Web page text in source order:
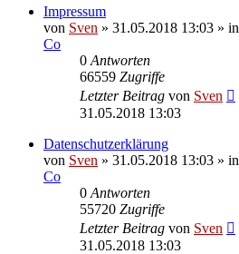
Impressum
von Sven » 31.05.2018 13:03 » in
Co
0 Antworten
66559 Zugriffe
Letzter Beitrag von Sven
31.05.2018 13:03
Datenschutzerklärung
von Sven » 31.05.2018 13:03 » in
Co
0 Antworten
55720 Zugriffe
Letzter Beitrag von Sven
31.05.2018 13:03